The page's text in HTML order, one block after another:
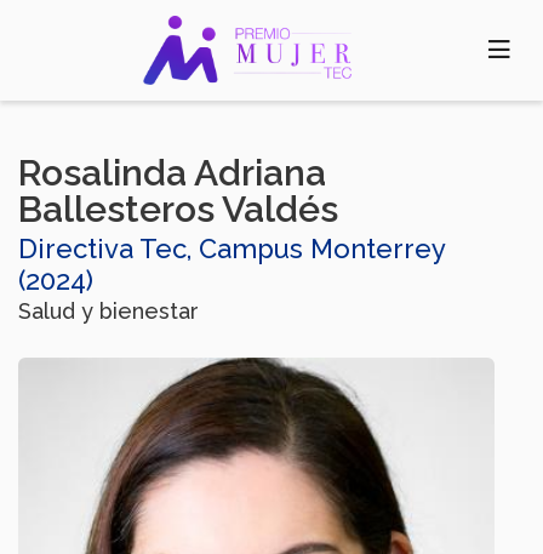
Rosalinda Adriana
Ballesteros Valdés
Directiva Tec, Campus Monterrey
(2024)
Salud y bienestar